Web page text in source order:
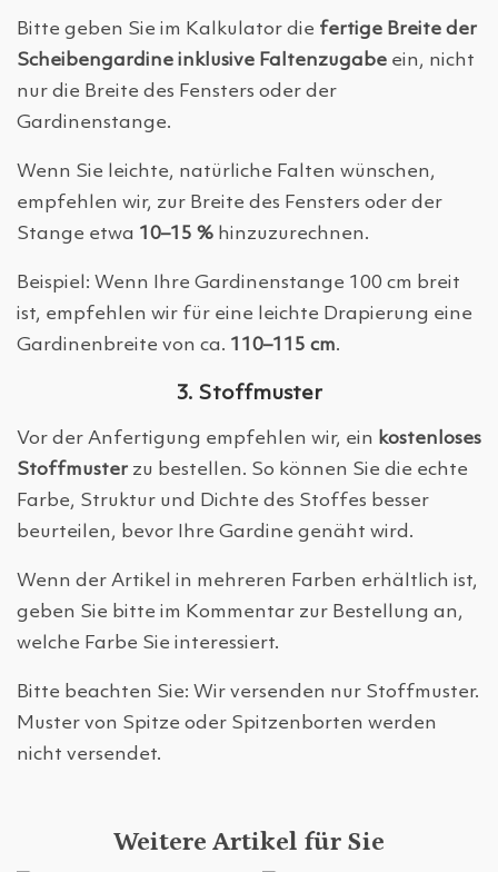
Bitte geben Sie im Kalkulator die fertige Breite der
Scheibengardine inklusive Faltenzugabe ein, nicht
nur die Breite des Fensters oder der
Gardinenstange.
Wenn Sie leichte, natürliche Falten wünschen,
empfehlen wir, zur Breite des Fensters oder der
Stange etwa 10–15 % hinzuzurechnen.
Beispiel: Wenn Ihre Gardinenstange 100 cm breit
ist, empfehlen wir für eine leichte Drapierung eine
Gardinenbreite von ca. 110–115 cm.
3. Stoffmuster
Vor der Anfertigung empfehlen wir, ein kostenloses
Stoffmuster zu bestellen. So können Sie die echte
Farbe, Struktur und Dichte des Stoffes besser
beurteilen, bevor Ihre Gardine genäht wird.
Wenn der Artikel in mehreren Farben erhältlich ist,
geben Sie bitte im Kommentar zur Bestellung an,
welche Farbe Sie interessiert.
Bitte beachten Sie: Wir versenden nur Stoffmuster.
Muster von Spitze oder Spitzenborten werden
nicht versendet.
Weitere Artikel für Sie